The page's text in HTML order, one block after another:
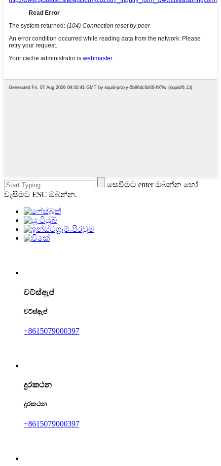
සෙවීමට enter ඔබන්න හෝ
වැසීමට ESC ඔබන්න.
වට්ස්ඇප්
වට්ස්ඇප්
+8615079000397
දුරකථන
දුරකථන
+8615079000397